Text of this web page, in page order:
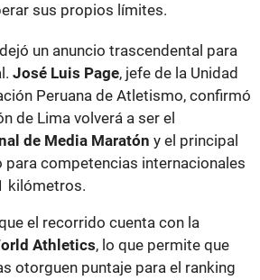
sus propios límites.
un anuncio trascendental para
José Luis Page, jefe de la Unidad
Peruana de Atletismo, confirmó
de Lima volverá a ser el
de Media Maratón y el principal
competencias internacionales
kilómetros.
el recorrido cuenta con la
Athletics, lo que permite que
otorguen puntaje para el ranking